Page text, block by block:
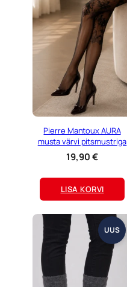
Pierre Mantoux AURA
musta värvi pitsmustriga
sukkpüksid
19,90€
LISA KORVI
UUS